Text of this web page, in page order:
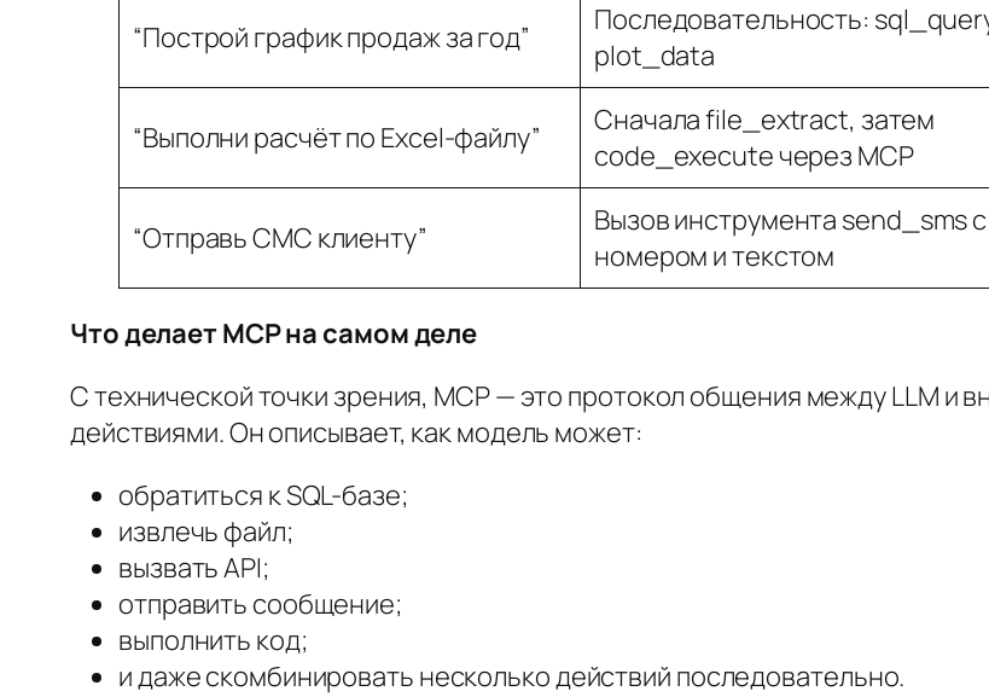
“Построй график продаж за год”
Последовательность:
plot_data
“Выполни расчёт по Excel-файлу”
Сначала file_extract, затем
code_execute через MCP
“Отправь СМС клиенту”
Вызов инструмента send_sms с
номером и текстом
Что делает MCP на самом деле
С технической точки зрения, MCP — это протокол общения между LLM и
действиями. Он описывает, как модель может:
обратиться к SQL-базе;
извлечь файл;
вызвать API;
отправить сообщение;
выполнить код;
и даже скомбинировать несколько действий последовательно.